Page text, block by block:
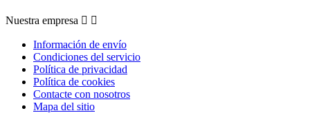
Nuestra empresa  
Información de envío
Condiciones del servicio
Política de privacidad
Política de cookies
Contacte con nosotros
Mapa del sitio